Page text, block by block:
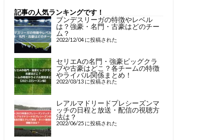
記事の人気ランキングです！
ブンデスリーガの特徴やレベル
は？強豪・名門・古豪はどのチー
ム？
2022/12/04 に投稿された
セリエAの名門・強豪ビッグクラ
ブや古豪はどこ？各チームの特徴
やライバル関係まとめ！
2022/03/13 に投稿された
レアルマドリードプレシーズンマ
ッチの日程と放送・配信の視聴方
法は？
2022/06/25 に投稿された